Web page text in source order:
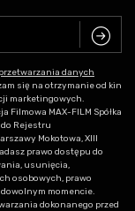
C
danych
się na otrzymanie od kin
marketingowych.
MAX-FILM Spółka
do Rejestru
Mokotowa, XIII
prawo dostępu do
usunięcia,
osobowych, prawo
momencie.
dokonanego przed